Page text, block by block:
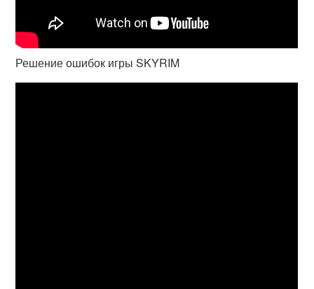
Решение ошибок игры SKYRIM